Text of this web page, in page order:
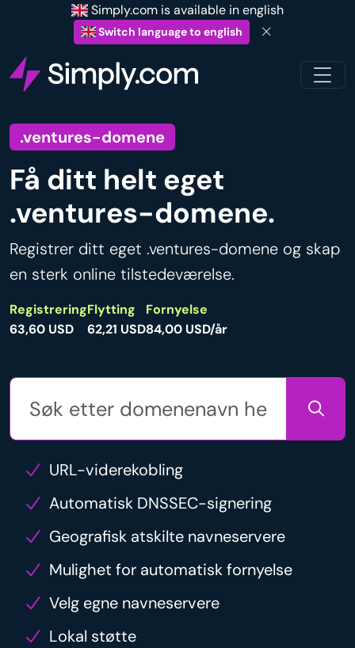
Simply.com is available in english
Switch language to english
.ventures-domene
Få ditt helt eget
.ventures-domene.
Registrer ditt eget .ventures-domene og skap
en sterk online tilstedeværelse.
Registrering
63,60 USD
Flytting
62,21 USD
Fornyelse
84,00 USD/år
URL-viderekobling
Automatisk DNSSEC-signering
Geografisk atskilte navneservere
Mulighet for automatisk fornyelse
Velg egne navneservere
Lokal støtte